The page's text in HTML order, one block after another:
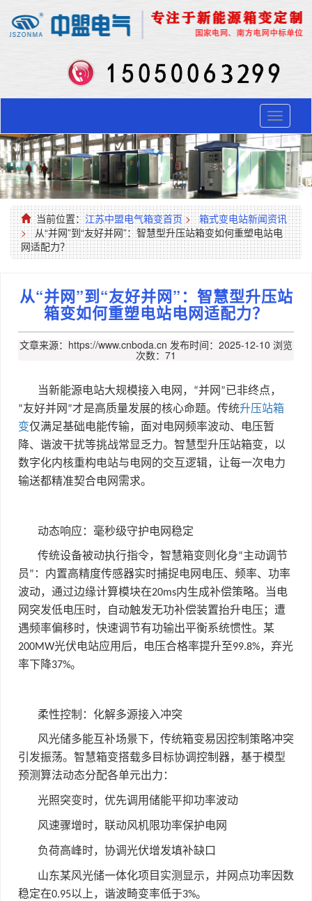
Toggle
当前位置：江苏中盟电气箱变首页 >
箱式变电站新闻资讯
> 从“并网”到“友好并网”：智慧型升压站箱变如何重塑电站电
网适配力？
从“并网”到“友好并网”：智慧型升压站
箱变如何重塑电站电网适配力？
文章来源：https://www.cnboda.cn 发布时间：2025-12-10 浏览
次数：71
当新能源电站大规模接入电网， “并网 ”已非终点，
“友好并网 ”才是高质量发展的核心命题。传统升压站箱
变仅满足基础电能传输，面对电网频率波动、电压暂
降、谐波干扰等挑战常显乏力。智慧型升压站箱变，以
数字化内核重构电站与电网的交互逻辑，让每一次电力
输送都精准契合电网需求。
动态响应：毫秒级守护电网稳定
传统设备被动执行指令，智慧箱变则化身“主动调节
员” ：内置高精度传感器实时捕捉电网电压、频率、功率
波动，通过边缘计算模块在20ms内生成补偿策略。当电
网突发低电压时，自动触发无功补偿装置抬升电压；遭
遇频率偏移时，快速调节有功输出平衡系统惯性。某
200MW光伏电站应用后，电压合格率提升至99.8%，弃光
率下降37%。
柔性控制：化解多源接入冲突
风光储多能互补场景下，传统箱变易因控制策略冲突
引发振荡。智慧箱变搭载多目标协调控制器，基于模型
预测算法动态分配各单元出力：
光照突变时，优先调用储能平抑功率波动
风速骤增时，联动风机限功率保护电网
负荷高峰时，协调光伏增发填补缺口
山东某风光储一体化项目实测显示，并网点功率因数
稳定在0.95以上，谐波畸变率低于3%。